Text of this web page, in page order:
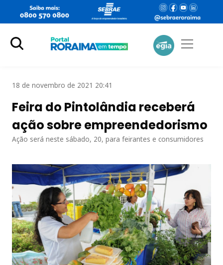
18 de novembro de 2021 20:41
Feira do Pintolândia receberá
ação sobre empreendedorismo
Ação será neste sábado, 20, para feirantes e consumidores